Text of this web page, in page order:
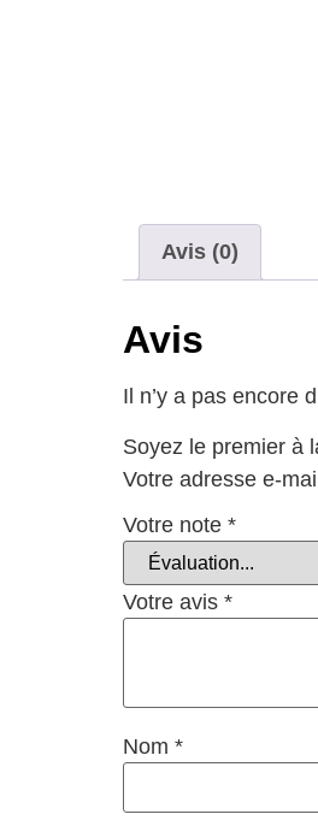
Avis (0)
Avis
Il n’y a pas encore
Soyez le premier à
Votre adresse e-
Votre note *
Votre avis *
Nom *